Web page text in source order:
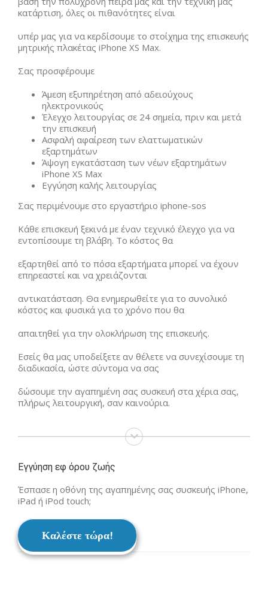
κατάρτιση, όλες οι πιθανότητες είναι
υπέρ μας για να κερδίσουμε το στοίχημα της επισκευής
μητρικής πλακέτας iPhone XS Max.
Σας προσφέρουμε
Άμεση εξυπηρέτηση από αδειούχους
ηλεκτρονικούς
Έλεγχο λειτουργίας σε 24 σημεία, πριν και μετά
την επισκευή
Ασφαλή αφαίρεση των ελαττωματικών
εξαρτημάτων
Άψογη εγκατάσταση των νέων εξαρτημάτων
iPhone XS Max
Εγγύηση καλής λειτουργίας
Σας περιμένουμε στο εργαστήριο iphone-sos
Κάθε επισκευή ξεκινά με έναν τεχνικό έλεγχο για να
εντοπίσουμε τη βλάβη. Το κόστος θα
εξαρτηθεί από το πόσα εξαρτήματα μπορεί να έχουν
επηρεαστεί και να χρειάζονται
αντικατάσταση. Θα ενημερωθείτε για το συνολικό
κόστος και φυσικά για το χρόνο που θα
απαιτηθεί για την ολοκλήρωση της επισκευής.
Εσείς θα μας υποδείξετε αν θέλετε να συνεχίσουμε τη
διαδικασία, ώστε σύντομα να σας
δώσουμε την αγαπημένη σας συσκευή στα χέρια σας,
πλήρως λειτουργική, σαν καινούρια.
Εγγύηση εφ όρου ζωής
Έσπασε η οθόνη της αγαπημένης σας συσκευής iPhone,
iPad ή iPod touch;
Καλέστε τώρα!